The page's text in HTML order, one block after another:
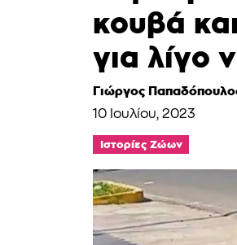
κουβά
για λίγο
Γιώργος
10 Ιουλίου, 2023
Ιστορίες Ζώων